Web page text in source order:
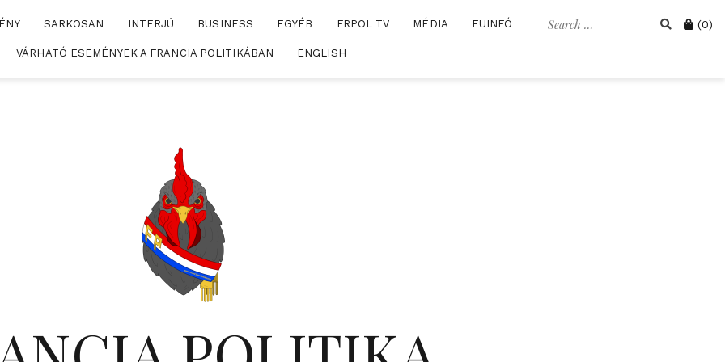
Search Cart
(0)
SARKOSAN INTERJÚ BUSINESS EGYÉB FRPOL TV MÉDIA EUINFÓ
VÁRHATÓ ESEMÉNYEK A FRANCIA POLITIKÁBAN ENGLISH